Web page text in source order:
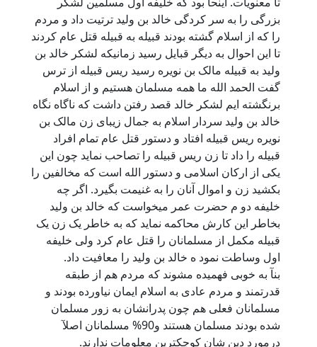
بزرگی را به سر کردگی خالد بن ولید ترتیت داد و مردم
را که از اسلام گشته بودند قبیله به قبیله قتل عام کردند
تا این احوال به دیگر قبایل رسید زمانیکه لشکر خالد بن
ولید به قبیله مالک بن نویره رسید ریس قبیله از ترس
گفت الحمد الله ما همه مسلمان هستیم و از اسلام
برنگشته ایم لشکر خالد قصد رفتن داشت که ناگاه نگاه
خالد بن ولید سردار اسلام به جمال زیبای زن مالک بن
نویره ریس قبیله افتاد و دستور قتل عام تمام افراد
قبیله را داد تا زن ریس قبیله را تصاحب نماید چون این
یکی از ارکان اسلامی و دستور الله است که مخالفین را
بکشید زن و اموال آنان را به غنیمت بگیرد. اگر چه
خلیفه دو م حضرت عمر میخواست که خالد بن ولید
بخاطر این کارش محاکمه نماید که به خاطر یک زن یک
قبیله مکمل از مسلمانان را قتل عام کرد ولی خلیفه
اول وساطت نمود ه خالد بن ولید را معافیت داد.
بنآ به خوبی فهمیده مشوند که مردم هم از طبقه
قدرتمند و مردم عادی به اسلام ایمان نیاورده بودند و
مسلمانان فعلی هم چون پدرانشان به زور مسلمان
شده بودند مسلمان هستند و90% مسلمانان اصلآ
درمورد دین شان کوچکترین معلومات ندارند.